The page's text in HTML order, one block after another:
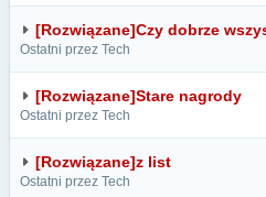
[Rozwiązane]Czy dobrze
Ostatni przez Tech
[Rozwiązane]Stare nagrody
Ostatni przez Tech
[Rozwiązane]z list
Ostatni przez Tech